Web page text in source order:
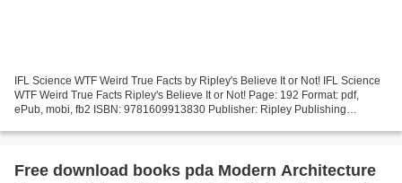
IFL Science WTF Weird True Facts by Ripley's Believe It or Not! IFL Science
WTF Weird True Facts Ripley's Believe It or Not! Page: 192 Format: pdf,
ePub, mobi, fb2 ISBN: 9781609913830 Publisher: Ripley Publishing
Free download books pda Modern Architecture